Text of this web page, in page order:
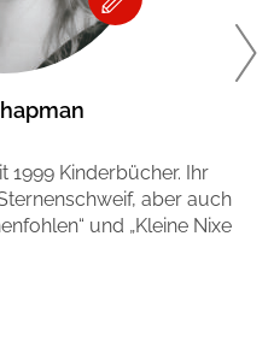
1999 Kinderbücher. Ihr
aber auch
und „Kleine Nixe